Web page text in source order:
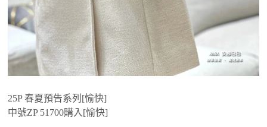
25P 春夏預告系列[愉快]
中號ZP 51700購入[愉快]